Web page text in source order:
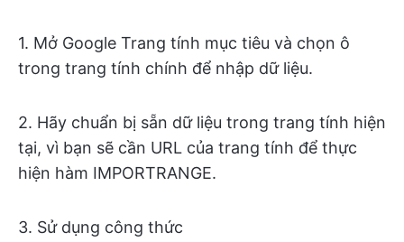
1. Mở Google Trang tính mục tiêu và chọn ô
trong trang tính chính để nhập dữ liệu.
2. Hãy chuẩn bị sẵn dữ liệu trong trang tính hiện
tại, vì bạn sẽ cần URL của trang tính để thực
hiện hàm IMPORTRANGE.
3. Sử dụng công thức